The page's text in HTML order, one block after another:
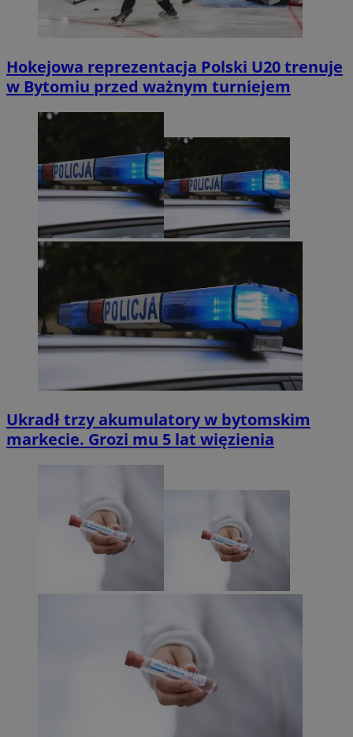
Hokejowa reprezentacja Polski U20 trenuje
w Bytomiu przed ważnym turniejem
Ukradł trzy akumulatory w bytomskim
markecie. Grozi mu 5 lat więzienia